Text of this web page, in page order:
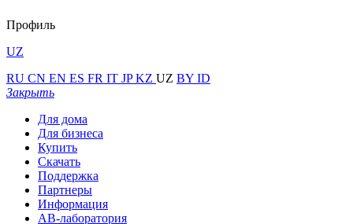
Профиль
UZ
RU CN EN ES FR IT JPKZ UZ BY ID
Закрыть
Для дома
Для бизнеса
Купить
Скачать
Поддержка
Партнеры
Информация
АВ-лаборатория